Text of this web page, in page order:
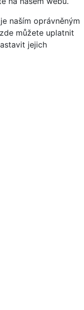
naším oprávněným
můžete uplatnit
jejich